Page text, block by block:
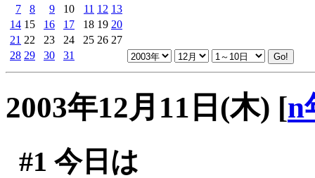
7
8 9 10 11 12 13
14 15 16 17 18 19 20
21 22 23 24 25 26 27
28 29 30 31
2003年12月11日(木) [n
#1 今日は